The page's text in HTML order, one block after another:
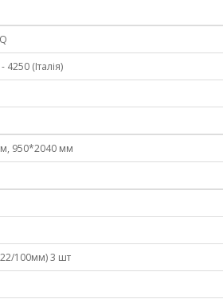
4250 (Італія)
950*2040 мм
100мм) 3 шт